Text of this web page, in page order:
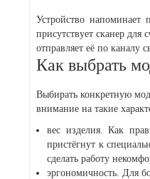
Устройство
присутствует сканер
отправляет её по каналу
Как выбрать
Выбирать конкретную
внимание на такие
вес изделия. Как
пристёгнут к
сделать работу
эргономичность. Для